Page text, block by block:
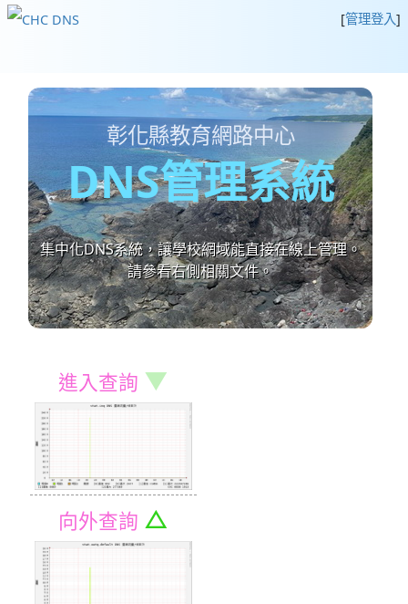
[管理登入]
彰化縣教育網路中心
DNS管理系統
集中化DNS系統，讓學校網域能直接在線上管理。
請參看右側相關文件。
進入查詢 ▼
向外查詢 △